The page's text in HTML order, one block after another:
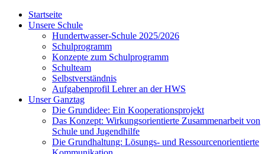
Startseite
Unsere Schule
Hundertwasser-Schule 2025/2026
Schulprogramm
Konzepte zum Schulprogramm
Schulteam
Selbst­ver­ständ­nis
Aufgabenprofil Lehrer an der HWS
Unser Ganztag
Die Grundidee: Ein Kooperationsprojekt
Das Konzept: Wirkungsorientierte Zusammenarbeit von
Schule und Jugendhilfe
Die Grundhaltung: Lösungs- und Ressourcenorientierte